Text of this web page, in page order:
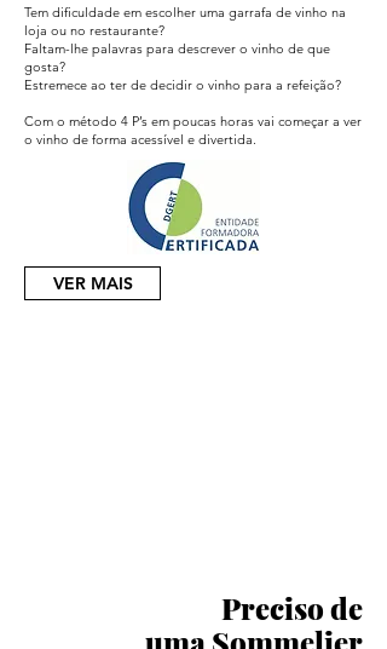
Tem dificuldade em escolher uma garrafa de vinho na
loja ou no restaurante?
Faltam-lhe palavras para descrever o vinho de que
gosta?
Estremece ao ter de decidir o vinho para a refeição?
Com o método 4 P’s em poucas horas vai começar a ver
o vinho de forma acessível e divertida.
VER MAIS
Preciso de